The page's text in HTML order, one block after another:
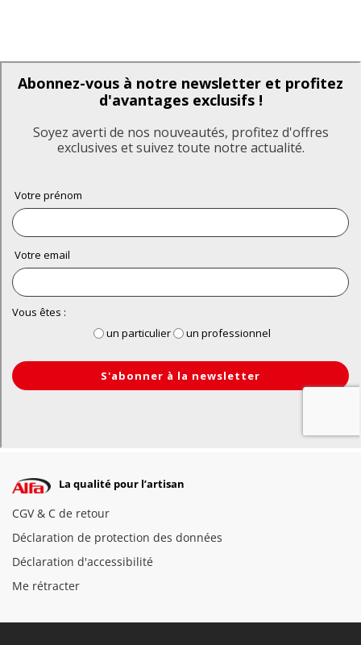
La qualité pour l’artisan
CGV & C de retour
Déclaration de protection des données
Déclaration d'accessibilité
Me rétracter